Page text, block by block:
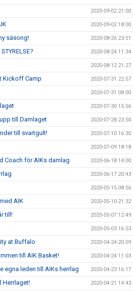
2020-09-02 21:00
2020-09-02 18:00
säsong! 2020-08-26 23:51
2020-08-24 11:34
2020-08-12 21:27
Kickoff Camp 2020-07-31 22:57
2020-07-31 08:00
2020-07-30 15:56
till Damlaget 2020-07-28 23:50
till svartgult! 2020-07-10 16:30
2020-07-09 18:18
Coach för AIKs damlag 2020-06-18 14:00
2020-06-17 20:43
2020-05-15 08:56
AIK 2020-05-10 21:32
till! 2020-05-07 12:49
2020-05-03 16:53
at Buffalo 2020-04-24 20:09
till AIK Basket! 2020-04-24 11:03
egna leden till AIKs herrlag 2020-04-23 16:17
Herrlaget! 2020-04-21 14:43